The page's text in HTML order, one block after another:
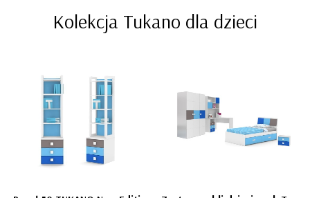
Kolekcja Tukano dla dzieci